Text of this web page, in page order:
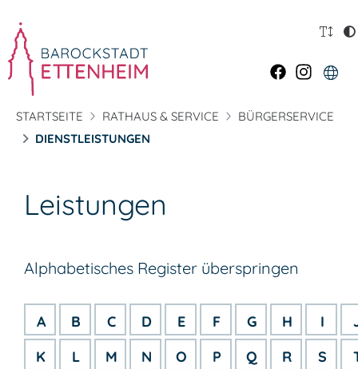
STARTSEITE RATHAUS & SERVICE
BÜRGERSERVICE
DIENSTLEISTUNGEN
Leistungen
Alphabetisches Register überspringen
A B C D E F G H I
K
L M N O P Q R S